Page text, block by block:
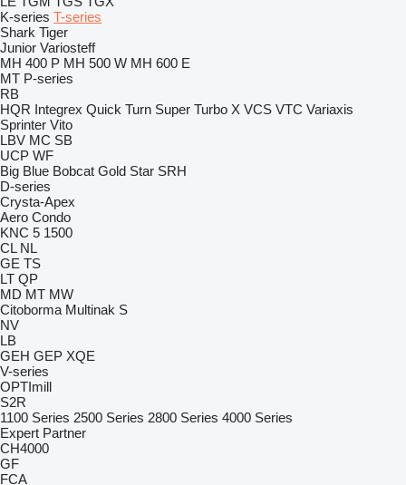
K-series T-series
Shark Tiger
Junior Variosteff
MH 400 P MH 500 W MH 600 E
MT P-series
RB
HQR Integrex Quick Turn Super Turbo X VCS VTC Variaxis
Sprinter Vito
LBV MC SB
UCP WF
Big Blue Bobcat Gold Star SRH
D-series
Crysta-Apex
Aero Condo
KNC 5 1500
CL NL
GE TS
LT QP
MD MT MW
Citoborma Multinak S
NV
LB
GEH GEP XQE
V-series
OPTImill
S2R
1100 Series 2500 Series 2800 Series 4000 Series
Expert Partner
CH4000
GF
FCA